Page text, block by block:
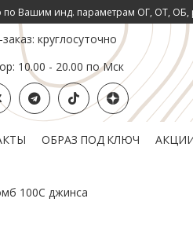
ОГ, ОТ, ОБ, рост.
круглосуточно
10.00 - 20.00 по Мск
ОБРАЗ ПОД КЛЮЧ
100С джинса